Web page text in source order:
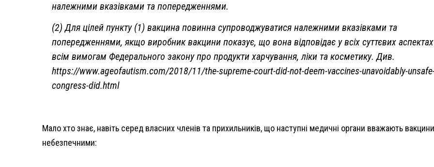
належними вказівками та попередженнями.
(2) Для цілей пункту (1) вакцина повинна супроводжуватися належними вказівками та
попередженнями, якщо виробник вакцини показує, що вона відповідає у всіх суттєвих аспектах
всім вимогам Федерального закону про продукти харчування, ліки та косметику. Див.
https://www.ageofautism.com/2018/11/the-supreme-court-did-not-deem-vaccines-unavoidably-
congress-did.html
Мало хто знає, навіть серед власних членів та прихильників, що наступні медичні органи вважають вакцини
небезпечними: